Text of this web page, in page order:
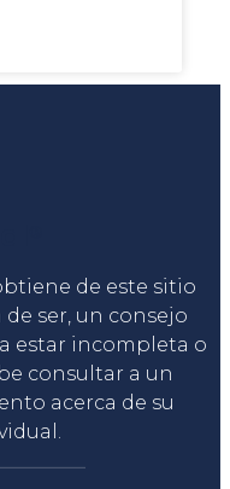
de este sitio
ser, un consejo
estar incompleta o
consultar a un
acerca de su